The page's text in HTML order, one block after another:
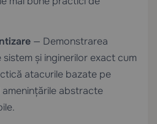
— Demonstrarea
și inginerilor exact cum
atacurile bazate pe
abstracte